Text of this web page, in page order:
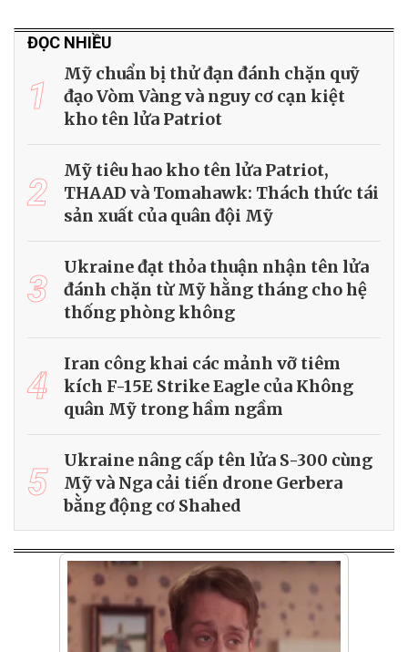
ĐỌC NHIỀU
1
Mỹ chuẩn bị thử đạn đánh chặn quỹ
đạo Vòm Vàng và nguy cơ cạn kiệt
kho tên lửa Patriot
2
Mỹ tiêu hao kho tên lửa Patriot,
THAAD và Tomahawk: Thách thức tái
sản xuất của quân đội Mỹ
3
Ukraine đạt thỏa thuận nhận tên lửa
đánh chặn từ Mỹ hằng tháng cho hệ
thống phòng không
4
Iran công khai các mảnh vỡ tiêm
kích F-15E Strike Eagle của Không
quân Mỹ trong hầm ngầm
5
Ukraine nâng cấp tên lửa S-300 cùng
Mỹ và Nga cải tiến drone Gerbera
bằng động cơ Shahed